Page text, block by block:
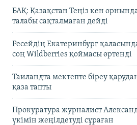
БАҚ: Қазақстан Теңіз кен
талабы сақталмаған дейді
Ресейдің Екатеринбург
соң Wildberries қоймасы өртенді
Таиландта мектепте біреу
қаза тапты
Прокуратура журналист
үкімін жеңілдетуді сұраған